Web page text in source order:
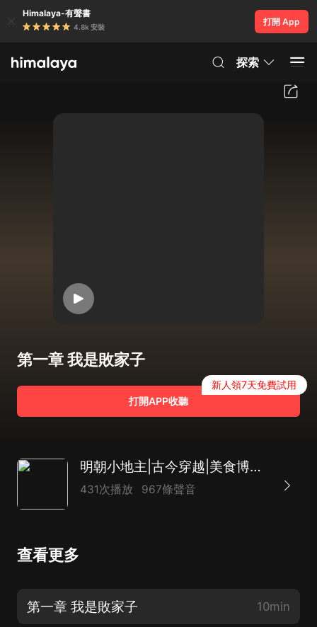
Himalaya-有聲書
4.8k 安裝
打開 App
探索
第一章 我是敗家子
打開APP收聽
新人領7天免費試用
明朝小地主|古今穿越|美食博主|玩轉明朝|AI多播
431次播放 967條聲音
查看更多
第一章 我是敗家子 10min